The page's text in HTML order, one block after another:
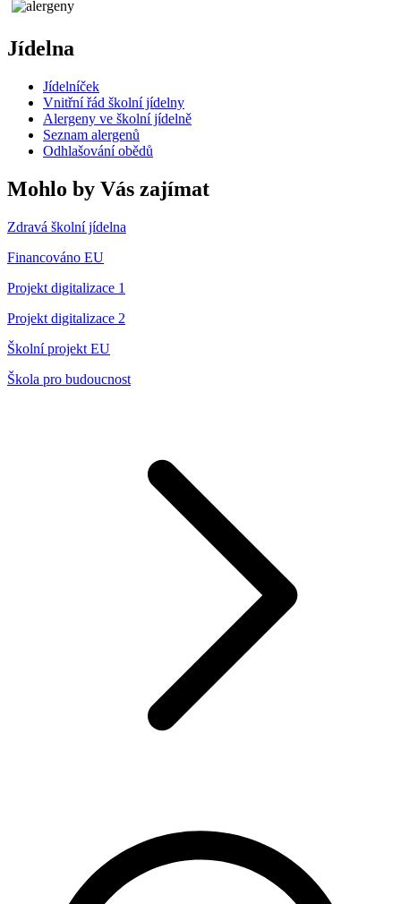
Jídelna
Jídelníček
Vnitřní řád školní jídelny
Alergeny ve školní jídelně
Seznam alergenů
Odhlašování obědů
Mohlo by Vás zajímat
Zdravá školní jídelna
Financováno EU
Projekt digitalizace 1
Projekt digitalizace 2
Školní projekt EU
Škola pro budoucnost